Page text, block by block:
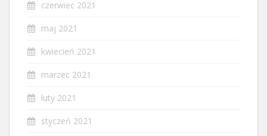
czerwiec 2021
maj 2021
kwiecień 2021
marzec 2021
luty 2021
styczeń 2021